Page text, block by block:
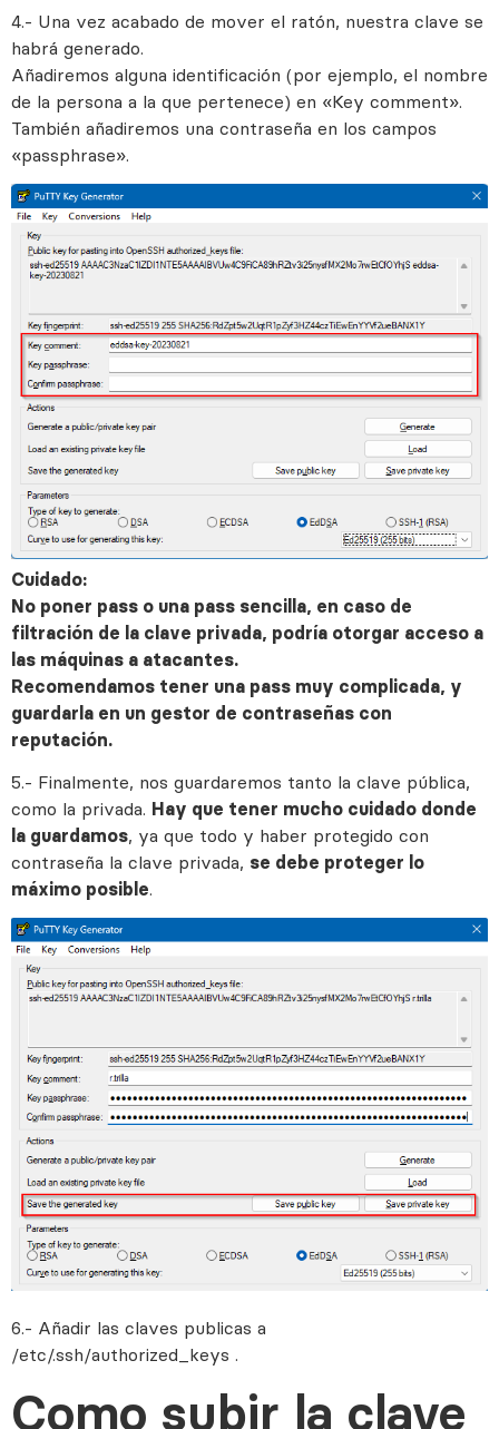
4.- Una vez acabado de mover el ratón, nuestra clave se
habrá generado.
Añadiremos alguna identificación (por ejemplo, el nombre
de la persona a la que pertenece) en «Key comment».
También añadiremos una contraseña en los campos
«passphrase».
Cuidado:
No poner pass o una pass sencilla, en caso de
filtración de la clave privada, podría otorgar acceso a
las máquinas a atacantes.
Recomendamos tener una pass muy complicada, y
guardarla en un gestor de contraseñas con
reputación.
5.- Finalmente, nos guardaremos tanto la clave pública,
como la privada. Hay que tener mucho cuidado donde
la guardamos, ya que todo y haber protegido con
contraseña la clave privada, se debe proteger lo
máximo posible.
6.- Añadir las claves publicas a
/etc/.ssh/authorized_keys .
Como subir la clave